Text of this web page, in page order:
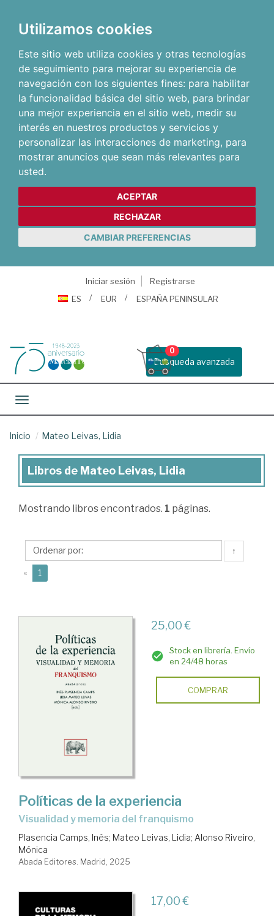
Utilizamos cookies
Este sitio web utiliza cookies y otras tecnologías
de seguimiento para mejorar su experiencia de
navegación con los siguientes fines: para habilitar
la funcionalidad básica del sitio web, para brindar
una mejor experiencia en el sitio web, medir su
interés en nuestros productos y servicios y
personalizar las interacciones de marketing, para
mostrar anuncios que sean más relevantes para
usted.
ACEPTAR
RECHAZAR
CAMBIAR PREFERENCIAS
Iniciar sesión
Registrarse
ES
EUR ESPAÑA PENINSULAR
Busqueda avanzada
0
Toggle navigation
Inicio Mateo Leivas, Lidia
Libros
Mateo
Lidia
Libros de Mateo Leivas, Lidia
Mostrando libros encontrados. 1 páginas.
↑
« 1
25,00 €
Stock en librería. Envío
en 24/48 horas
COMPRAR
Políticas de la experiencia
Visualidad y memoria del franquismo
Plasencia Camps, Inés; Mateo Leivas, Lidia; Alonso Riveiro,
Mónica
Abada Editores. Madrid, 2025
17,00 €